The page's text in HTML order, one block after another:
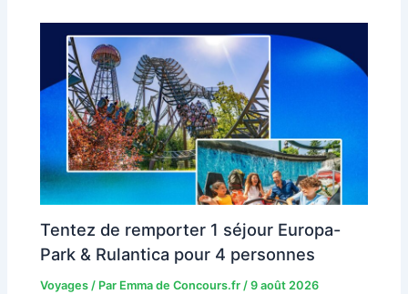
Tentez de remporter 1 séjour Europa-
Park & Rulantica pour 4 personnes
Voyages / Par Emma de Concours.fr/9 août 2026